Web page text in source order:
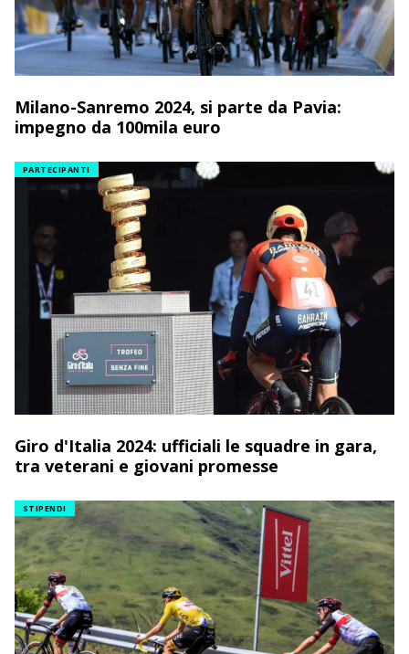
Milano-Sanremo 2024, si parte da Pavia:
impegno da 100mila euro
PARTECIPANTI
Giro d'Italia 2024: ufficiali le squadre in gara,
tra veterani e giovani promesse
STIPENDI